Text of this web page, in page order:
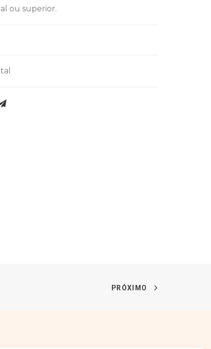
ou superior.
PRÓXIMO